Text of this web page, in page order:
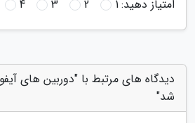
امتیاز دهید:1
2
3
4
دیدگاه های مرتبط با "دوربین های
شد"